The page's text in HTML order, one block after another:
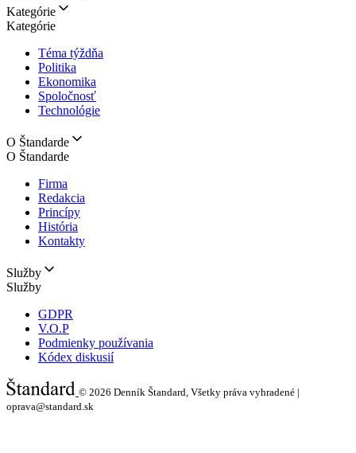
Kategórie
Kategórie
Téma týždňa
Politika
Ekonomika
Spoločnosť
Technológie
O Štandarde
O Štandarde
Firma
Redakcia
Princípy
História
Kontakty
Služby
Služby
GDPR
V.O.P
Podmienky používania
Kódex diskusií
© 2026 Denník Štandard, Všetky práva vyhradené |
oprava@standard.sk